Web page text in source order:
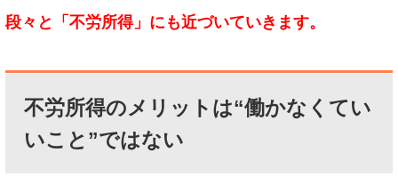
段々と「不労所得」にも近づいていきます。
不労所得のメリットは“働かなくてい
いこと”ではない